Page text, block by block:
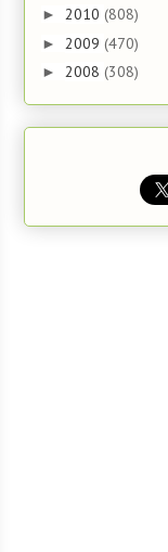
► 2010 (808)
► 2009 (470)
► 2008 (308)